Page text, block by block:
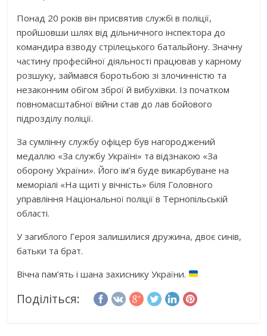
Понад 20 років він присвятив службі в поліції,
пройшовши шлях від дільничного інспектора до
командира взводу стрілецького батальйону. Значну
частину професійної діяльності працював у карному
розшуку, займався боротьбою зі злочинністю та
незаконним обігом зброї й вибухівки. Із початком
повномасштабної війни став до лав бойового
підрозділу поліції.
За сумлінну службу офіцер був нагороджений
медаллю «За службу Україні» та відзнакою «За
оборону України». Його ім’я буде викарбуване на
меморіалі «На щиті у вічність» біля Головного
управління Національної поліції в Тернопільській
області.
У загиблого Героя залишилися дружина, двоє синів,
батьки та брат.
Вічна пам’ять і шана захиснику України.
Поділіться: